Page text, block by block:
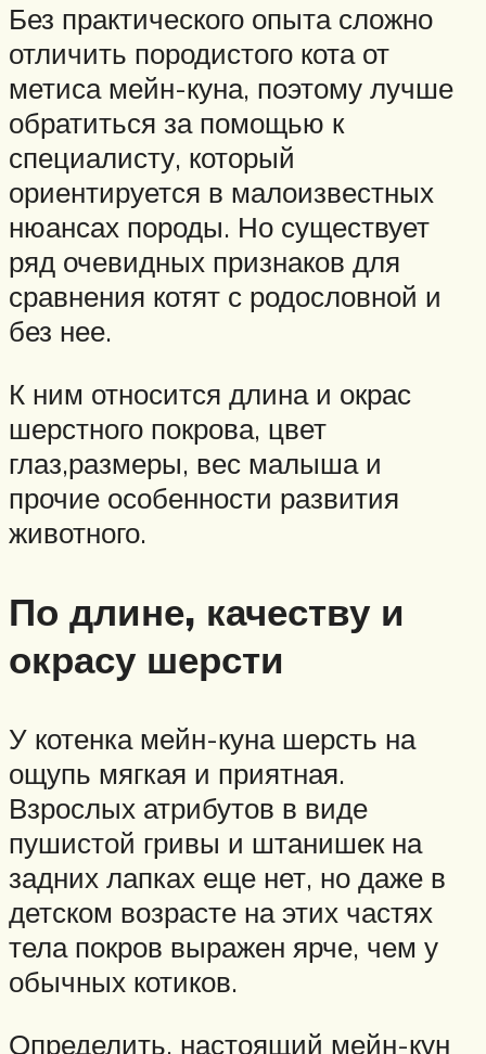
Без практического опыта сложно
отличить породистого кота от
метиса мейн-куна, поэтому лучше
обратиться за помощью к
специалисту, который
ориентируется в малоизвестных
нюансах породы. Но существует
ряд очевидных признаков для
сравнения котят с родословной и
без нее.
К ним относится длина и окрас
шерстного покрова, цвет
глаз,размеры, вес малыша и
прочие особенности развития
животного.
По длине, качеству и
окрасу шерсти
У котенка мейн-куна шерсть на
ощупь мягкая и приятная.
Взрослых атрибутов в виде
пушистой гривы и штанишек на
задних лапках еще нет, но даже в
детском возрасте на этих частях
тела покров выражен ярче, чем у
обычных котиков.
Определить, настоящий мейн-кун